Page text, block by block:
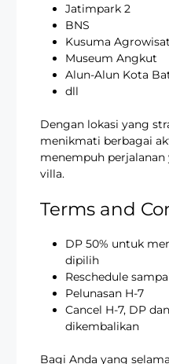
Jatimpark 2
BNS
Kusuma
Museum Angkut
Alun-Alun Kota
dll
Dengan lokasi yang
menikmati berbagai
menempuh
villa.
Terms and
DP 50% untuk
dipilih
Reschedule
Pelunasan H-7
Cancel H-7, DP
dikembalikan
Bagi Anda yang